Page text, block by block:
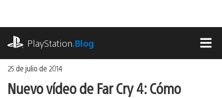
contenido
PlayStation.Blog
25 de julio de 2014
Nuevo vídeo de Far Cry 4: Cómo